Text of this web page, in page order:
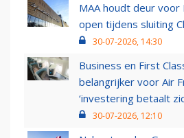
MAA houdt deur voor
open tijdens sluiting
30-07-2026, 14:30
Business en First
belangrijker voor Air
‘investering betaalt
30-07-2026, 12:10